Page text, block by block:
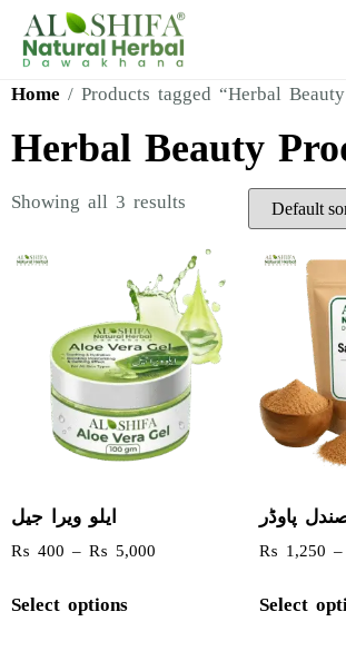
Home / Products tagged “Herbal
Herbal Beauty
Showing all 3 results
ایلو ویرا جیل
₨ 400 – ₨ 5,000
Select options
پاوڈر
₨ 1,250 –
Select